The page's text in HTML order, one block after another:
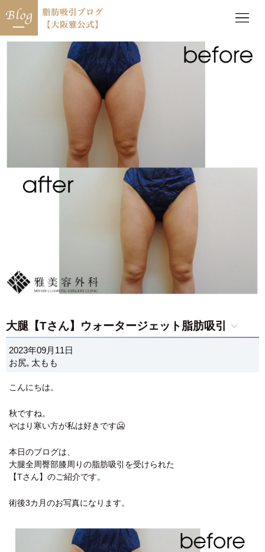
大腿【Tさん】ウォータージェット脂肪吸引
2023年09月11日
お尻, 太もも
こんにちは。
秋ですね。
やはり寒い方が私は好きです🥶
本日のブログは、
大腿全周臀部膝周りの脂肪吸引を受けられた
【Tさん】のご紹介です。
術後3カ月のお写真になります。